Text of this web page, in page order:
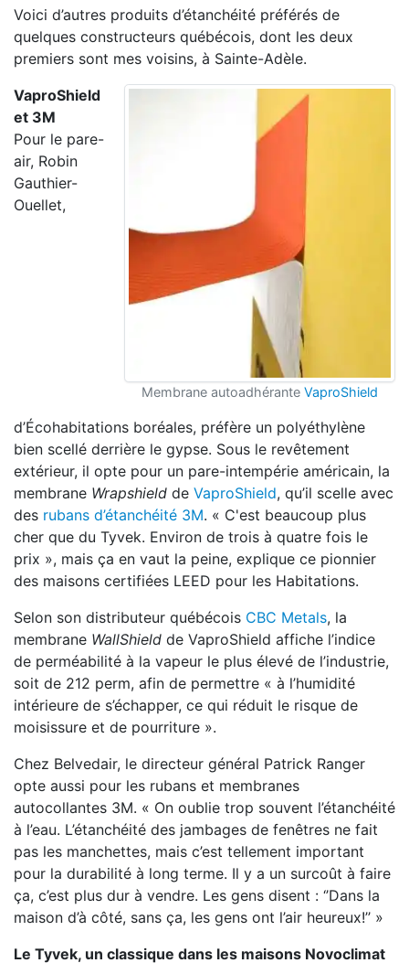
Voici d’autres produits d’étanchéité préférés de
quelques constructeurs québécois, dont les deux
premiers sont mes voisins, à Sainte-Adèle.
Membrane autoadhérante VaproShield
VaproShield
et 3M
Pour le pare-
air, Robin
Gauthier-
Ouellet,
d’Écohabitations boréales, préfère un polyéthylène
bien scellé derrière le gypse. Sous le revêtement
extérieur, il opte pour un pare-intempérie américain, la
membrane Wrapshield de VaproShield, qu’il scelle avec
des rubans d’étanchéité 3M. « C'est beaucoup plus
cher que du Tyvek. Environ de trois à quatre fois le
prix », mais ça en vaut la peine, explique ce pionnier
des maisons certifiées LEED pour les Habitations.
Selon son distributeur québécois CBC Metals, la
membrane WallShield de VaproShield affiche l’indice
de perméabilité à la vapeur le plus élevé de l’industrie,
soit de 212 perm, afin de permettre « à l’humidité
intérieure de s’échapper, ce qui réduit le risque de
moisissure et de pourriture ».
Chez Belvedair, le directeur général Patrick Ranger
opte aussi pour les rubans et membranes
autocollantes 3M. « On oublie trop souvent l’étanchéité
à l’eau. L’étanchéité des jambages de fenêtres ne fait
pas les manchettes, mais c’est tellement important
pour la durabilité à long terme. Il y a un surcoût à faire
ça, c’est plus dur à vendre. Les gens disent : ‘’Dans la
maison d’à côté, sans ça, les gens ont l’air heureux!’’ »
Le Tyvek, un classique dans les maisons Novoclimat